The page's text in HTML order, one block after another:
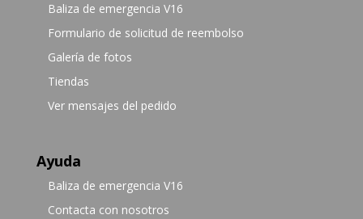
Baliza de emergencia V16
Formulario de solicitud de reembolso
Galería de fotos
Tiendas
Ver mensajes del pedido
Ayuda
Baliza de emergencia V16
Contacta con nosotros